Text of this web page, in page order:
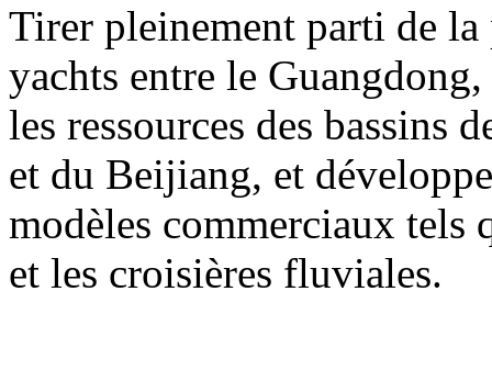
Tirer pleinement parti de
yachts entre le
les ressources des bassins
et du Beijiang, et
modèles commerciaux tels
et les croisières fluviales.